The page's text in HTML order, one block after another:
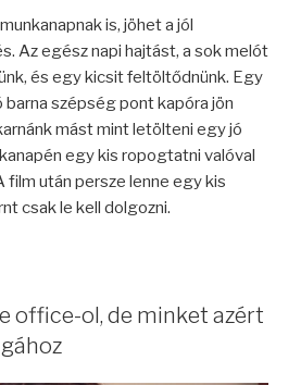
is, jöhet a jól
Az egész napi hajtást, a sok melót
és egy kicsit feltöltődnünk. Egy
barna szépség pont kapóra jön
mást mint letölteni egy jó
egy kis ropogtatni valóval
film után persze lenne egy kis
csak le kell dolgozni.
office-ol, de minket azért